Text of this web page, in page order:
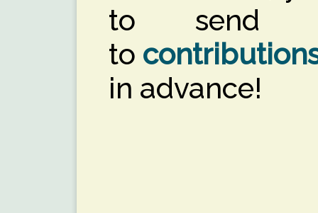
to send
to
in advance!